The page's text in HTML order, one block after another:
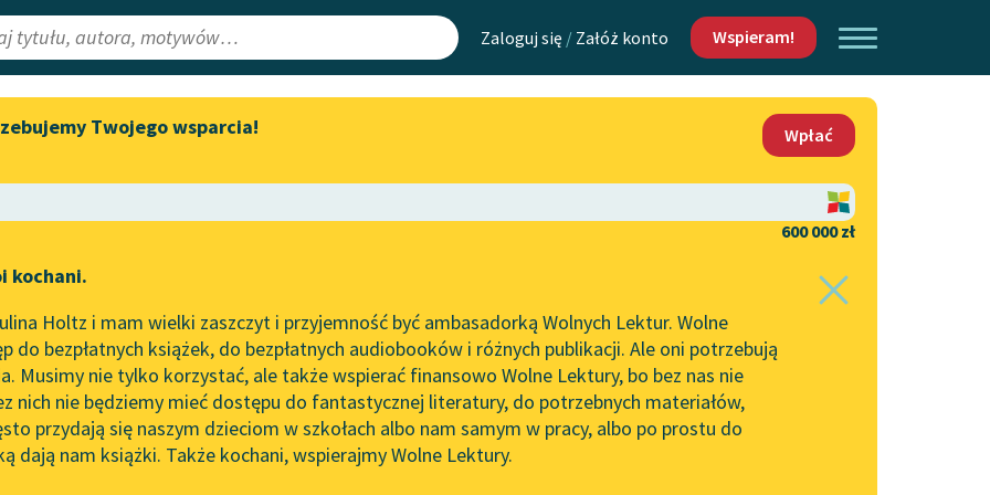
Zaloguj się / Załóż konto Wspieram!
Lektury
redakcyjne
Aktualności
„Prokurator Alicja Horn” do
literatury skandynawskiej
Spotkanie z Katarzyną Tunkiel
w Oslo
102. lata temu zmarł Joseph
Conrad
Mapa Wolnych Lektur
Leśmianator
API
OAI-PMH
Widget Wolnych Lektur
Kontakt
O projekcie
Zasady wykorzystania
Wolnych Lektur
Logotypy
Materiały promocyjne
Twojego wsparcia!
Wpłać
600 000 zł
kochani.
Holtz i mam wielki zaszczyt i przyjemność być ambasadorką Wolnych Lektur. Wolne
do bezpłatnych książek, do bezpłatnych audiobooków i różnych publikacji. Ale oni potrzebują
Musimy nie tylko korzystać, ale także wspierać finansowo Wolne Lektury, bo bez nas nie
nich nie będziemy mieć dostępu do fantastycznej literatury, do potrzebnych materiałów,
przydają się naszym dzieciom w szkołach albo nam samym w pracy, albo po prostu do
dają nam książki. Także kochani, wspierajmy Wolne Lektury.
✖ powieść kryminalna✖